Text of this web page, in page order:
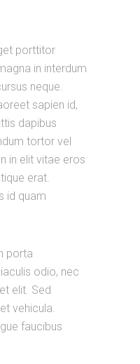
porttitor
in interdum
neque.
sapien id,
dapibus
tortor vel
in elit vitae eros
erat.
id quam
porta
odio, nec
elit. Sed
vehicula.
faucibus